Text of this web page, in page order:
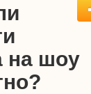
на шоу